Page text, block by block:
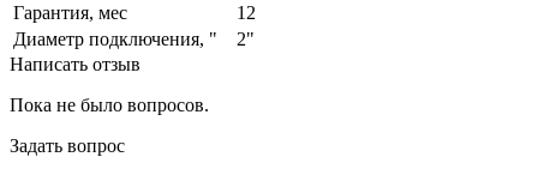
Гарантия, мес
12
Диаметр подключения, "
2"
Написать отзыв
Пока не было вопросов.
Задать вопрос